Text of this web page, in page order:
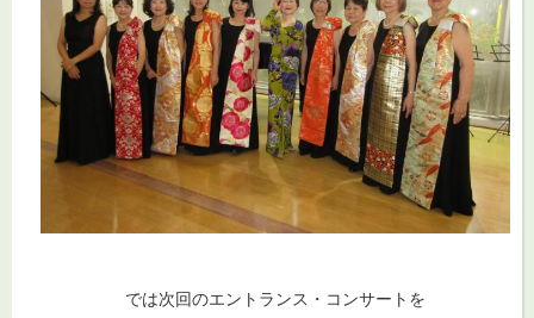
では次回のエントランス・コンサートを